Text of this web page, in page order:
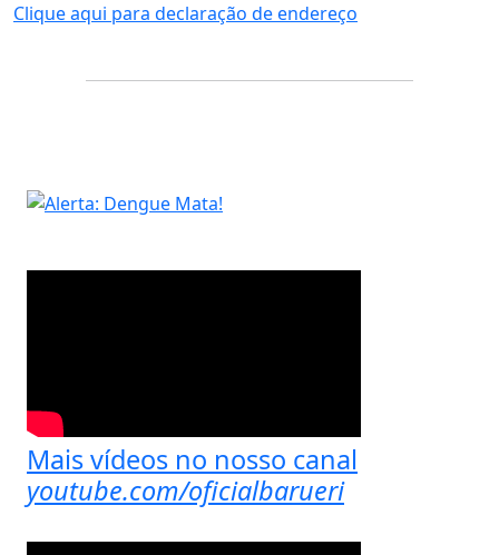
Clique aqui para declaração de endereço
Mais vídeos no nosso canal
youtube.com/oficialbarueri